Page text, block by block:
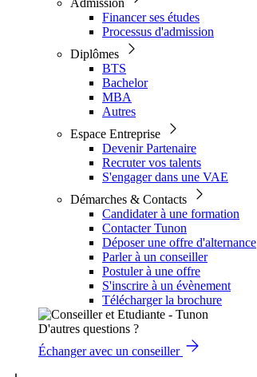
Admission
Financer ses études
Processus d'admission
Diplômes
BTS
Bachelor
MBA
Autres
Espace Entreprise
Devenir Partenaire
Recruter vos talents
S'engager dans une VAE
Démarches & Contacts
Candidater à une formation
Contacter Tunon
Déposer une offre d'alternance
Parler à un conseiller
Postuler à une offre
S'inscrire à un évènement
Télécharger la brochure
D'autres questions ?
Échanger avec un conseiller